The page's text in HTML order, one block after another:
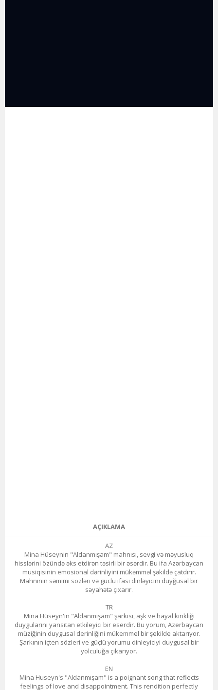
AÇIKLAMA
AZ
Mina Hüseynin "Aldanmışam" mahnısı, sevgi və məyusluq
hisslərini özündə əks etdirən təsirli bir əsərdir. Bu ifa Azərbaycan
musiqisinin emosional dərinliyini mükəmməl şəkildə çatdırır.
Mahnının səmimi sözləri və güclü ifası dinləyicini duyğusal bir
səyahətə çıxarır.
TR
Mina Hüseyn'in "Aldanmışam" şarkısı, aşk ve hayal kırıklığı
duygularını yansıtan etkileyici bir eserdir. Bu yorum, Azerbaycan
müziğinin duygusal derinliğini mükemmel bir şekilde aktarıyor.
Şarkının içten sözleri ve güçlü yorumu dinleyiciyi duygusal bir
yolculuğa çıkarıyor.
EN
Mina Huseyn's "Aldanmışam" is a poignant song that reflects
feelings of love and disappointment. This rendition perfectly